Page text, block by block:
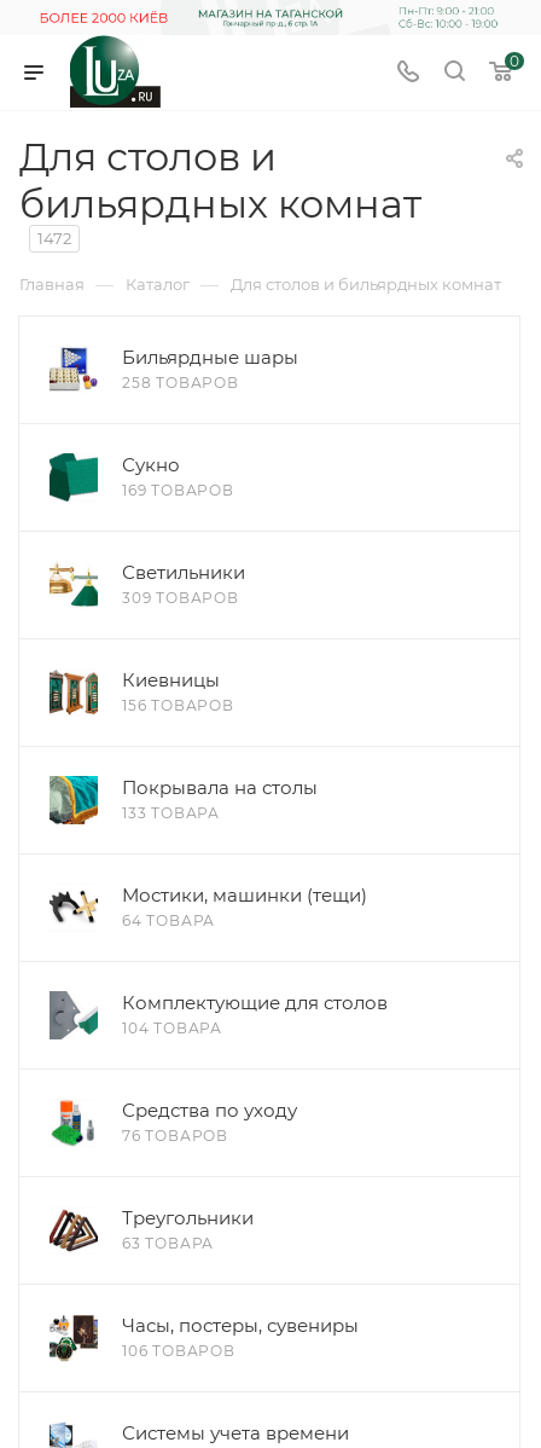
0
Для столов и
бильярдных комнат
1472
Главная — Каталог — Для столов и бильярдных комнат
Бильярдные шары
258 ТОВАРОВ
Сукно
169 ТОВАРОВ
Светильники
309 ТОВАРОВ
Киевницы
156 ТОВАРОВ
Покрывала на столы
133 ТОВАРА
Мостики, машинки (тещи)
64 ТОВАРА
Комплектующие для столов
104 ТОВАРА
Средства по уходу
76 ТОВАРОВ
Треугольники
63 ТОВАРА
Часы, постеры, сувениры
106 ТОВАРОВ
Системы учета времени